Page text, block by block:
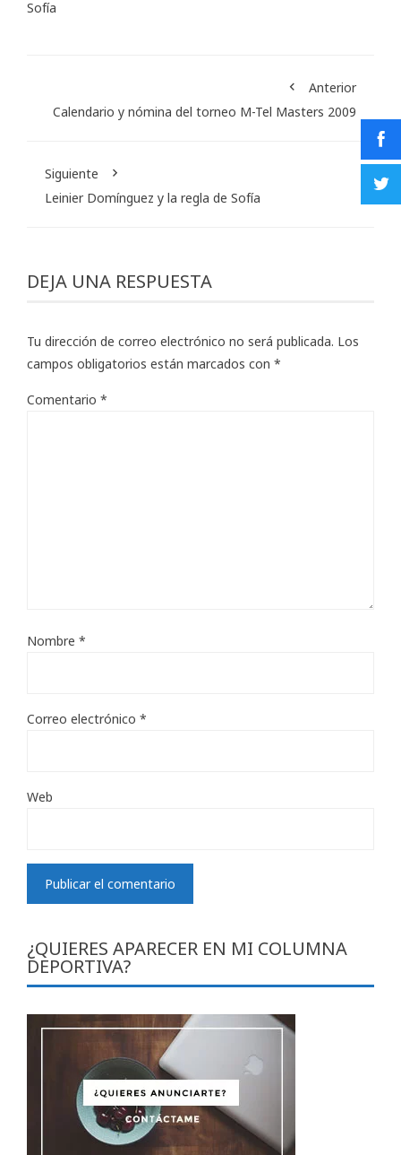
Sofía
Anterior
Calendario y nómina del torneo M-Tel Masters 2009
Siguiente
Leinier Domínguez y la regla de Sofía
DEJA UNA RESPUESTA
Tu dirección de correo electrónico no será publicada. Los
campos obligatorios están marcados con *
Comentario *
Nombre *
Correo electrónico *
Web
¿QUIERES APARECER EN MI COLUMNA
DEPORTIVA?